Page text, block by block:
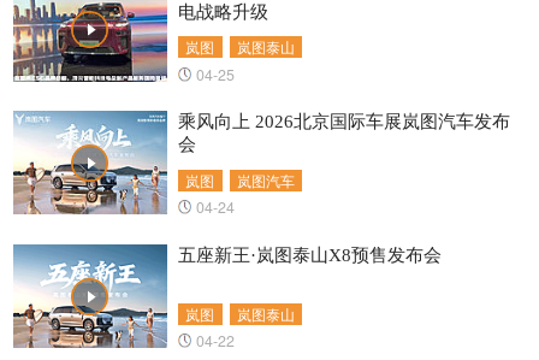
岚图 岚图泰山
电战略升级
04-25
岚图 岚图汽车
乘风向上 2026北京国际车展岚图汽车发布
会
04-24
岚图 岚图泰山
五座新王·岚图泰山X8预售发布会
04-22